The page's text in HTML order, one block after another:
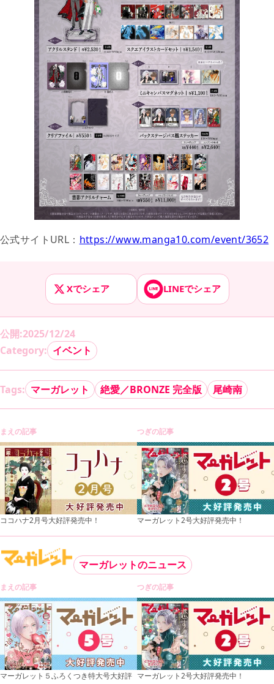
公式サイトURL： https://www.manga10.com/event/3652
Xでシェア LINEでシェア
公開:2025/12/24
Category: イベント
Tags: マーガレット 絶愛／BRONZE 完全版 尾崎南
まえの記事
ココハナ2月号大好評発売中！
つぎの記事
マーガレット2号大好評発売中！
マーガレットのニュース
まえの記事
マーガレット５ふろくつき特大号大好評
つぎの記事
マーガレット2号大好評発売中！